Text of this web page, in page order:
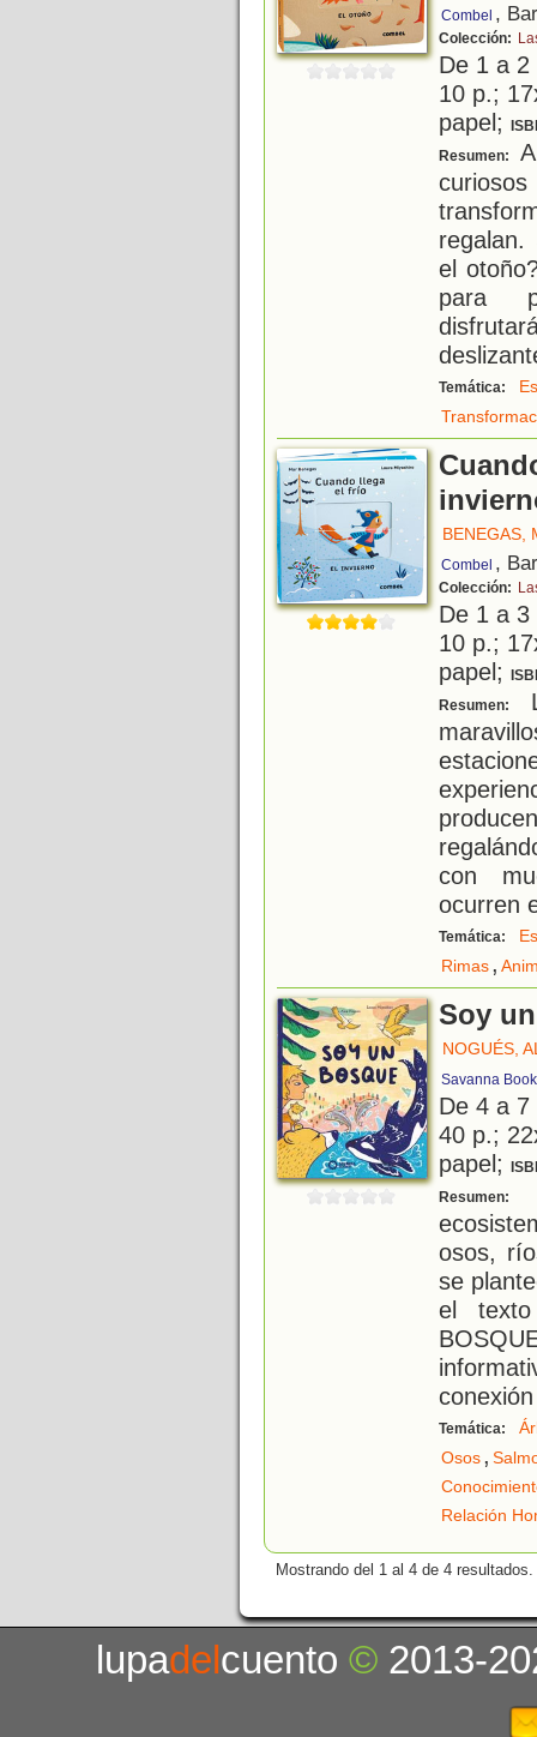
Combel ,
Colección:
De 1 a
10 p.;
papel;
Resumen:
el
para
Temática:
BENEGAS,
Combel ,
Colección:
De 1 a
10 p.;
papel;
Resumen:
con
ocurren
Temática:
Rimas,
Soy
NOGUÉS,
Savanna
De 4 a
40 p.;
papel;
Resumen:
osos,
se
el
Temática:
Osos,
Relación
Mostrando del 1 al 4 de 4 resultados.
lupadelcuento© 2013-